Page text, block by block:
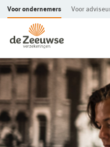
Ga direct naar de inhoud
Voor ondernemers Voor
Mkb-bedrijven
Aansprakelijkheid